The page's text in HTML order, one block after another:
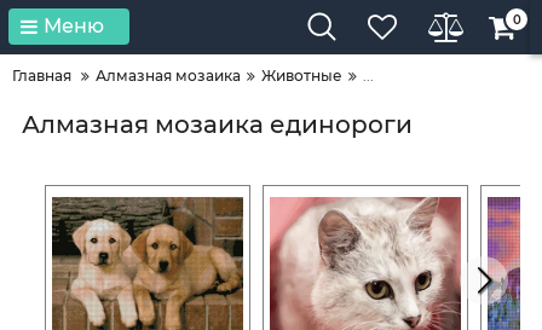
Меню 0
Главная Алмазная мозаика Животные ...
Алмазная мозаика единороги